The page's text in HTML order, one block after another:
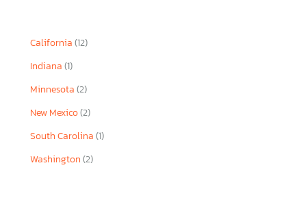
California(12)
Indiana(1)
Minnesota(2)
New Mexico(2)
South Carolina(1)
Washington(2)